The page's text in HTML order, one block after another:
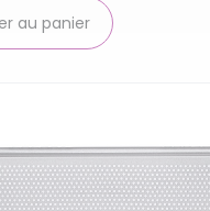
au panier